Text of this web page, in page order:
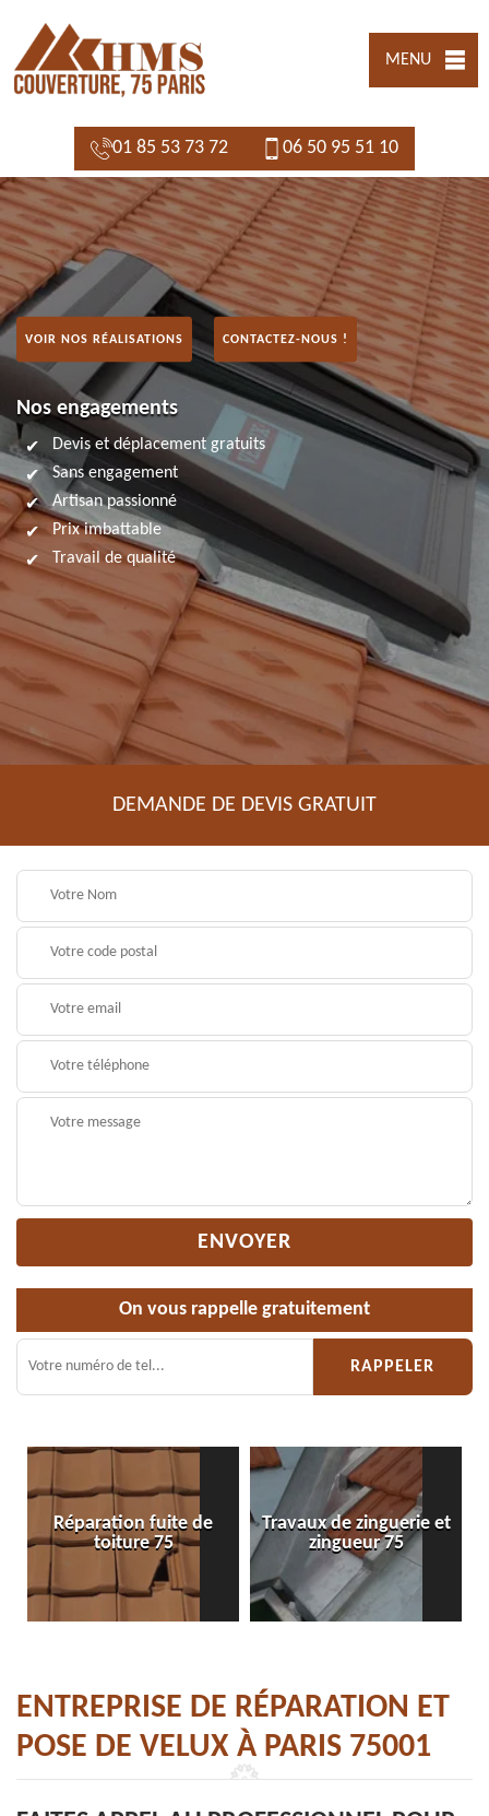
MENU
01 85 53 73 72 06 50 95 51 10
VOIR NOS RÉALISATIONS CONTACTEZ-NOUS !
Nos engagements
Devis et déplacement gratuits
Sans engagement
Artisan passionné
Prix imbattable
Travail de qualité
DEMANDE DE DEVIS GRATUIT
On vous rappelle gratuitement
Réparation fuite de
toiture 75
Travaux de zinguerie et
zingueur 75
ENTREPRISE DE RÉPARATION ET
POSE DE VELUX À PARIS 75001